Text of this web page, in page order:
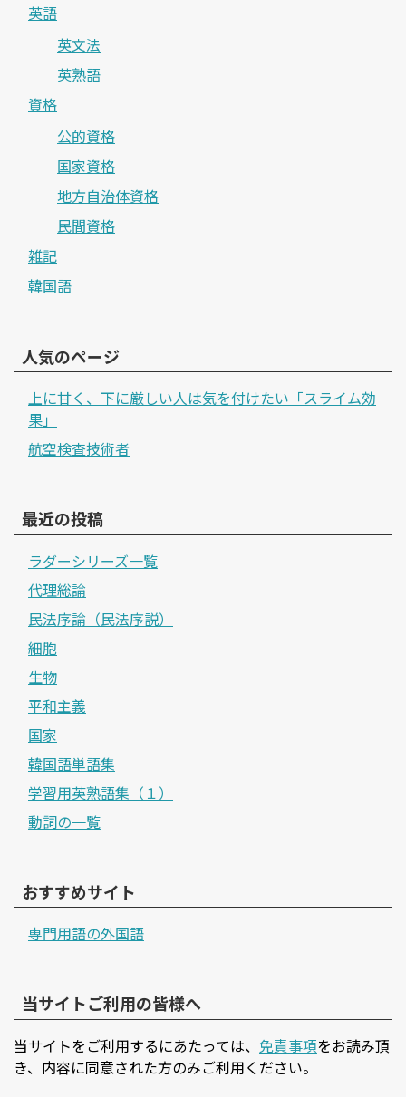
英語
英文法
英熟語
資格
公的資格
国家資格
地方自治体資格
民間資格
雑記
韓国語
人気のページ
上に甘く、下に厳しい人は気を付けたい「スライム効
果」
航空検査技術者
最近の投稿
ラダーシリーズ一覧
代理総論
民法序論（民法序説）
細胞
生物
平和主義
国家
韓国語単語集
学習用英熟語集（１）
動詞の一覧
おすすめサイト
専門用語の外国語
当サイトご利用の皆様へ
当サイトをご利用するにあたっては、 免責事項をお読み頂
き、内容に同意された方のみご利用ください。